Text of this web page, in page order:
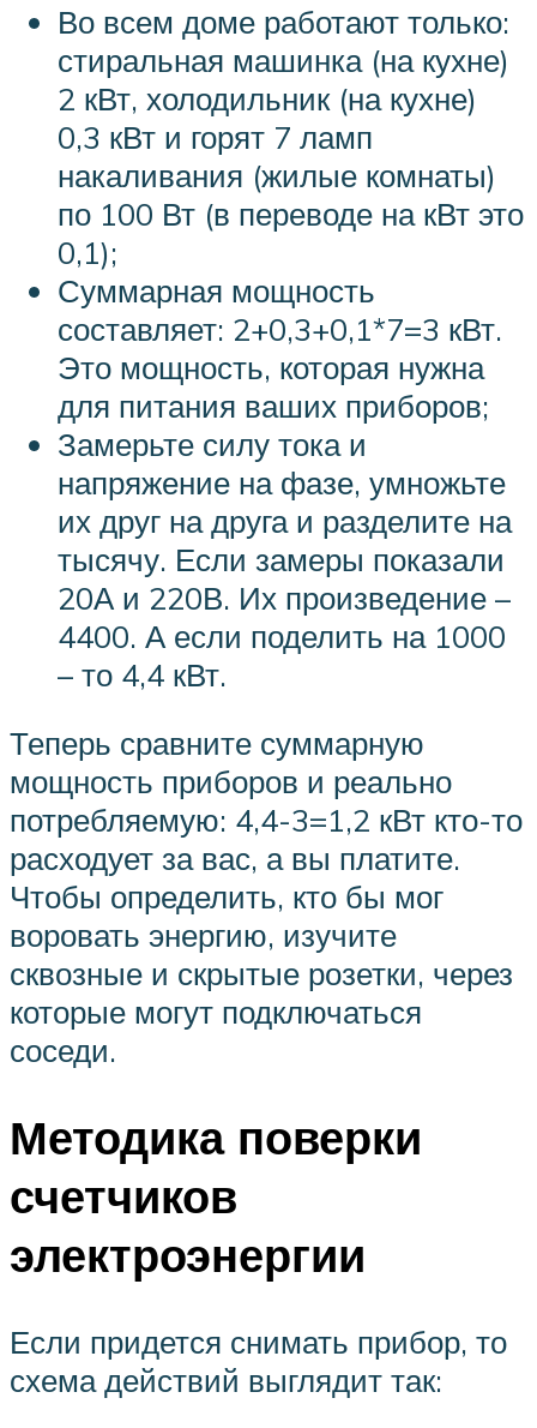
Во всем доме работают только:
стиральная машинка (на кухне)
2 кВт, холодильник (на кухне)
0,3 кВт и горят 7 ламп
накаливания (жилые комнаты)
по 100 Вт (в переводе на кВт это
0,1);
Суммарная мощность
составляет: 2+0,3+0,1*7=3 кВт.
Это мощность, которая нужна
для питания ваших приборов;
Замерьте силу тока и
напряжение на фазе, умножьте
их друг на друга и разделите на
тысячу. Если замеры показали
20А и 220В. Их произведение –
4400. А если поделить на 1000
– то 4,4 кВт.
Теперь сравните суммарную
мощность приборов и реально
потребляемую: 4,4-3=1,2 кВт кто-то
расходует за вас, а вы платите.
Чтобы определить, кто бы мог
воровать энергию, изучите
сквозные и скрытые розетки, через
которые могут подключаться
соседи.
Методика поверки
счетчиков
электроэнергии
Если придется снимать прибор, то
схема действий выглядит так: